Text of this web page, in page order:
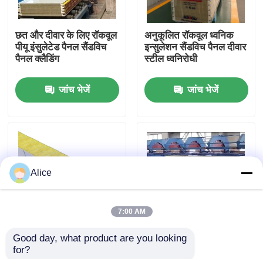
कारखाना भ्रमण
संपर्क करें
एक उद्धरण का अनुरोध करें
इस्पात संरचना भवन
इस्पात संरचना कार्यशाला
छत और दीवार के लिए रॉकवूल
पीयू इंसुलेटेड पैनल सैंडविच
पैनल क्लैडिंग
जांच भेजें
अनुकूलित रॉकवूल ध्वनिक
इन्सुलेशन सैंडविच पैनल दीवार
स्टील ध्वनिरोधी
जांच भेजें
गोदाम के लिए 75 मिमी 80
मिमी 200 मिमी सैंडविच पैनल
पीयू मिनरल इंसुलेशन रॉकवूल
Alice
7:00 AM
Good day, what product are you looking
for?